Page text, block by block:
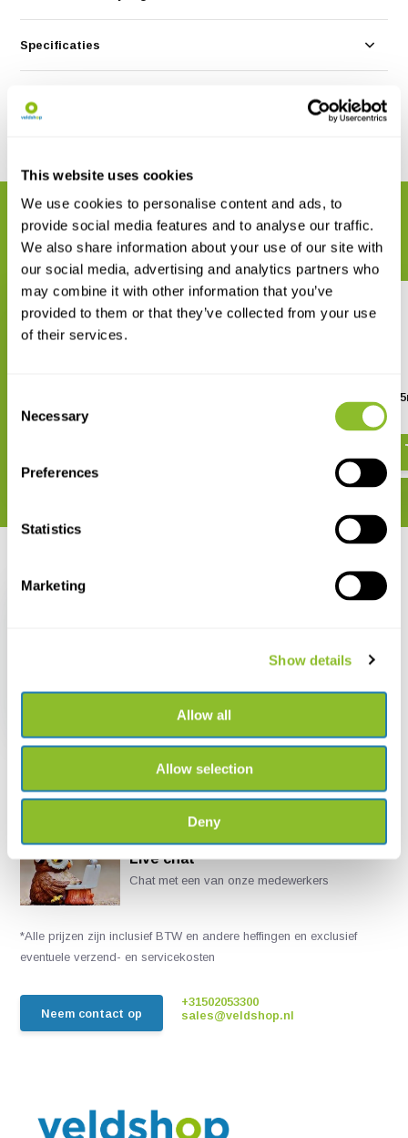
This website uses cookies
We use cookies to personalise content and ads, to
provide social media features and to analyse our traffic.
We also share information about your use of our site with
our social media, advertising and analytics partners who
may combine it with other information that you’ve
provided to them or that they’ve collected from your use
of their services.
Selection
Necessary
Preferences
Statistics
Marketing
Show details
Allow all
Allow selection
Deny
Specificaties
GERELATEERDE PRODUCTEN
Maak uw bestelling compleet
Byomic
€ 4,08
Loeppot voor insecten
Live chat
Chat met een van onze medewerkers
*Alle prijzen zijn inclusief BTW en andere heffingen en exclusief
eventuele verzend- en servicekosten
Neem contact op
+31502053300
sales@veldshop.nl